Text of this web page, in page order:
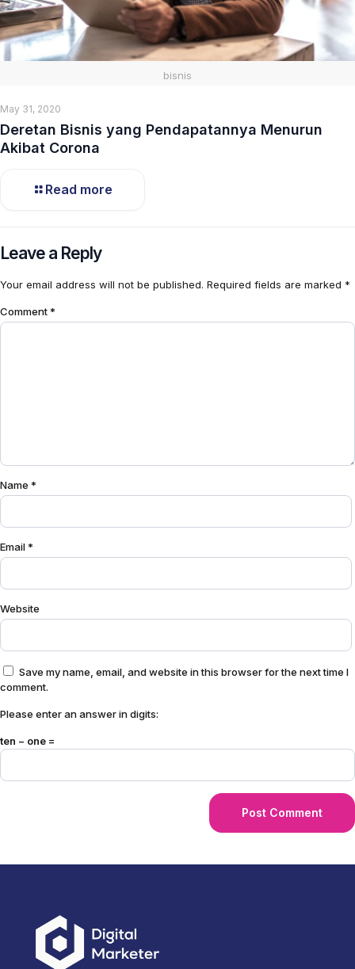
bisnis
May 31, 2020
Deretan Bisnis yang Pendapatannya Menurun
Akibat Corona
Read more
Leave a Reply
Your email address will not be published. Required fields are marked *
Comment*
Name *
Email*
Website
Save my name, email, and website in this browser for the next time I
comment.
Please enter an answer in digits:
ten − one =